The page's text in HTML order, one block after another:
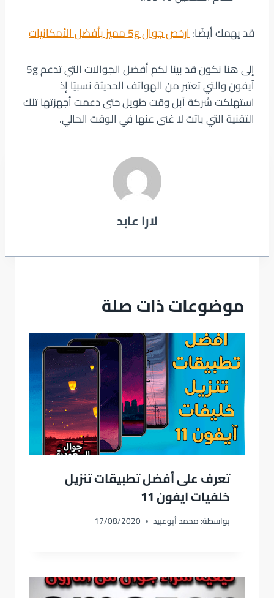
قد يهمك أيضًا:ارخص جوال 5g مميز بأفضل الأمكانيات
إلى هنا نكون قد بينا لكم أفضل الجوالات التي تدعم 5g
آيفون والتي تعتبر من الهواتف الحديثة نسبيًا إذ
استهلكت شركة آبل وقت طويل حتى دعمت أجهزتها تلك
التقنية التي باتت لا غنى عنها في الوقت الحالي.
لارا عابد
موضوعات ذات صلة
تعرف على أفضل تطبيقات تنزيل
خلفيات ايفون 11
بواسطة:محمد أبوعبيد 17/08/2020